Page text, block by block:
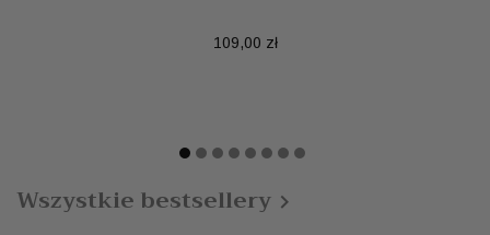
Cena
109,00 zł
Wszystkie bestsellery 